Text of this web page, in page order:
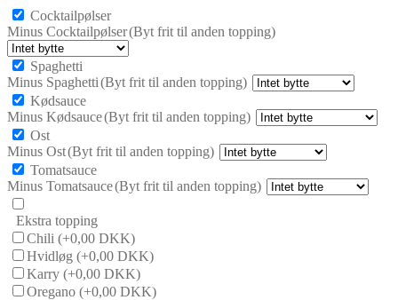
Cocktailpølser
Minus Cocktailpølser(Byt frit til anden topping)
Spaghetti
Minus Spaghetti(Byt frit til anden topping)
Kødsauce
Minus Kødsauce(Byt frit til anden topping)
Ost
Minus Ost(Byt frit til anden topping)
Tomatsauce
Minus Tomatsauce(Byt frit til anden topping)
Ekstra topping
Chili (+0,00 DKK)
Hvidløg (+0,00 DKK)
Karry (+0,00 DKK)
Oregano (+0,00 DKK)